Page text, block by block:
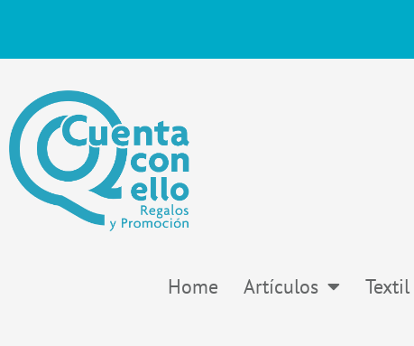
Home Artículos Textil